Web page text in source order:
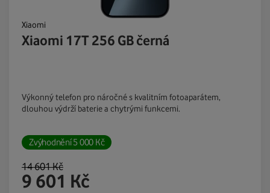
Xiaomi
Xiaomi 17T 256 GB černá
Výkonný telefon pro náročné s kvalitním fotoaparátem,
dlouhou výdrží baterie a chytrými funkcemi.
Zvýhodnění5 000 Kč
14 601Kč
9 601 Kč